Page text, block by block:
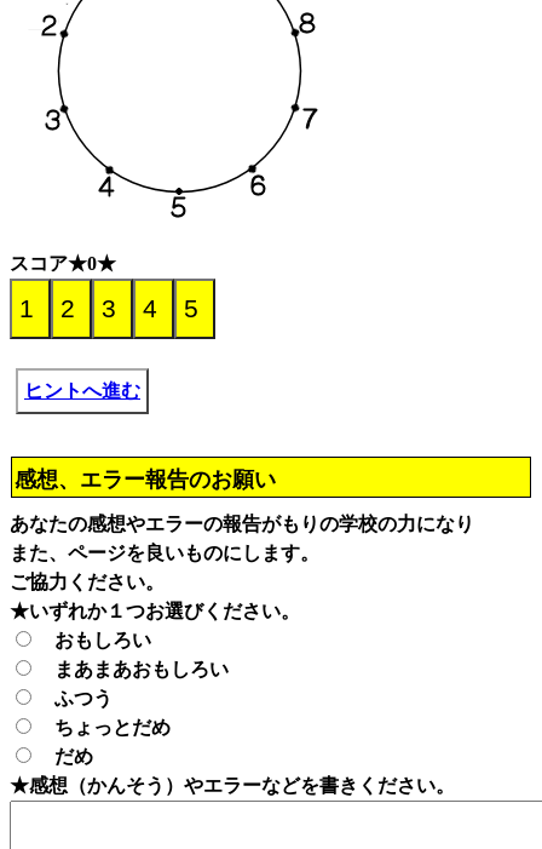
スコア★0★
ヒントへ進む
感想、エラー報告のお願い
あなたの感想やエラーの報告がもりの学校の力になり
また、ページを良いものにします。
ご協力ください。
★いずれか１つお選びください。
おもしろい
まあまあおもしろい
ふつう
ちょっとだめ
だめ
★感想（かんそう）やエラーなどを書きください。